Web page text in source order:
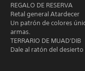
REGALO DE RESERVA
Retal general Atardecer
Un patrón de colores
armas.
TERRARIO DE MUAD'DIB
Dale al ratón del